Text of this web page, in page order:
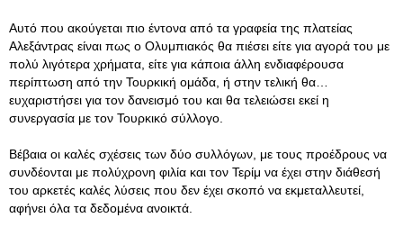
Αυτό που ακούγεται πιο έντονα από τα γραφεία της πλατείας
Αλεξάντρας είναι πως ο Ολυμπιακός θα πιέσει είτε για αγορά του με
πολύ λιγότερα χρήματα, είτε για κάποια άλλη ενδιαφέρουσα
περίπτωση από την Τουρκική ομάδα, ή στην τελική θα…
ευχαριστήσει για τον δανεισμό του και θα τελειώσει εκεί η
συνεργασία με τον Τουρκικό σύλλογο.
Βέβαια οι καλές σχέσεις των δύο συλλόγων, με τους προέδρους να
συνδέονται με πολύχρονη φιλία και τον Τερίμ να έχει στην διάθεσή
του αρκετές καλές λύσεις που δεν έχει σκοπό να εκμεταλλευτεί,
αφήνει όλα τα δεδομένα ανοικτά.